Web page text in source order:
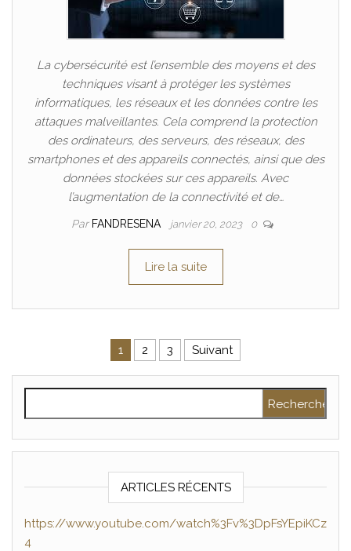
La cybersécurité est l’ensemble des moyens et des
techniques visant à protéger les systèmes
informatiques, les réseaux et les données contre les
attaques malveillantes. Cela comprend la protection
des ordinateurs, des serveurs, des réseaux, des
smartphones et des appareils connectés, ainsi que des
données stockées sur ces appareils. Avec
l’augmentation de la connectivité et de…
Par FANDRESENA janvier 20, 2023 0
Lire la suite
Pagination des publications
1 2 3 Suivant
ARTICLES RÉCENTS
https://www.youtube.com/watch%3Fv%3DpFsYEpiKCz
4